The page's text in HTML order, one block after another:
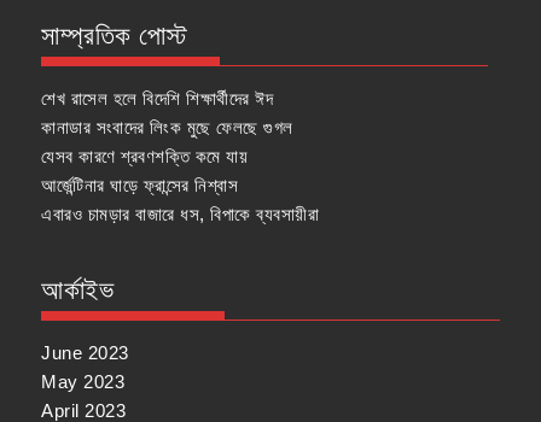
সাম্প্রতিক পোস্ট
শেখ রাসেল হলে বিদেশি শিক্ষার্থীদের ঈদ
কানাডার সংবাদের লিংক মুছে ফেলছে গুগল
যেসব কারণে শ্রবণশক্তি কমে যায়
আর্জেন্টিনার ঘাড়ে ফ্রান্সের নিশ্বাস
এবারও চামড়ার বাজারে ধস, বিপাকে ব্যবসায়ীরা
আর্কাইভ
June 2023
May 2023
April 2023